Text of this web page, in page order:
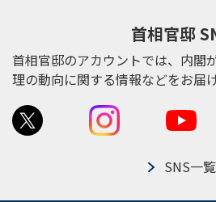
首相官邸
首相官邸のアカウントでは、内閣
理の動向に関する情報などをお届け
SNS一覧